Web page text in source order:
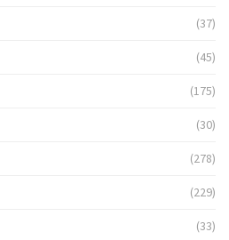
(37)
(45)
(175)
(30)
(278)
(229)
(33)